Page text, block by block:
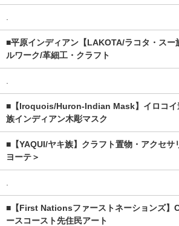
■平原インディアン【LAKOTA/ラコタ・スー
ルワーク/革細工・クラフト
■【Iroquois/Huron-Indian Mask】イロコイ
族インディアン木彫マスク
■【YAQUI/ヤキ族】クラフト置物・アクセサ
ヨーテ＞
■【First Nationsファーストネーションズ】
ースコースト先住民アート